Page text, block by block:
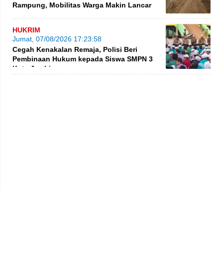
Rampung, Mobilitas Warga Makin Lancar
HUKRIM
Jumat, 07/08/2026 17:23:58
Cegah Kenakalan Remaja, Polisi Beri
Pembinaan Hukum kepada Siswa SMPN 3
Kota Jambi